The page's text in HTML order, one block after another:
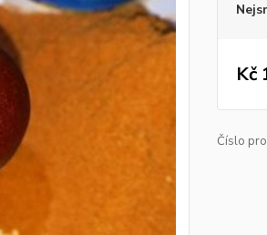
Kč
Číslo